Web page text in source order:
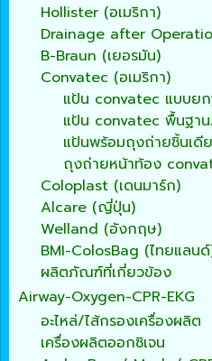
Hollister (อเมริกา)
Drainage after
B-Braun (เยอรมัน)
Convatec (อเมริกา)
แป้น convatec แบบย
แป้น convatec พื้นฐ
แป้นพร้อมถุงถ่ายชิ้นเดี
ถุงถ่ายหน้าท้อง
Coloplast (เดนมาร์ก)
Alcare (ญี่ปุ่น)
Welland (อังกฤษ)
BMI-ColosBag (ไทยแลน
ผลิตภัณฑ์ที่เกี่ยวข้อง
Airway-Oxygen-CPR-EKG
อะไหล่/ไส้กรองเครื่องผลิต
เครื่องผลิตออกซิเจน